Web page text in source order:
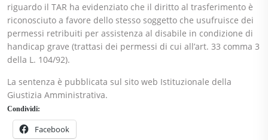
riguardo il TAR ha evidenziato che il diritto al trasferimento è
riconosciuto a favore dello stesso soggetto che usufruisce dei
permessi retribuiti per assistenza al disabile in condizione di
handicap grave (trattasi dei permessi di cui all’art. 33 comma 3
della L. 104/92).
La sentenza è pubblicata sul sito web Istituzionale della
Giustizia Amministrativa.
Condividi:
Facebook